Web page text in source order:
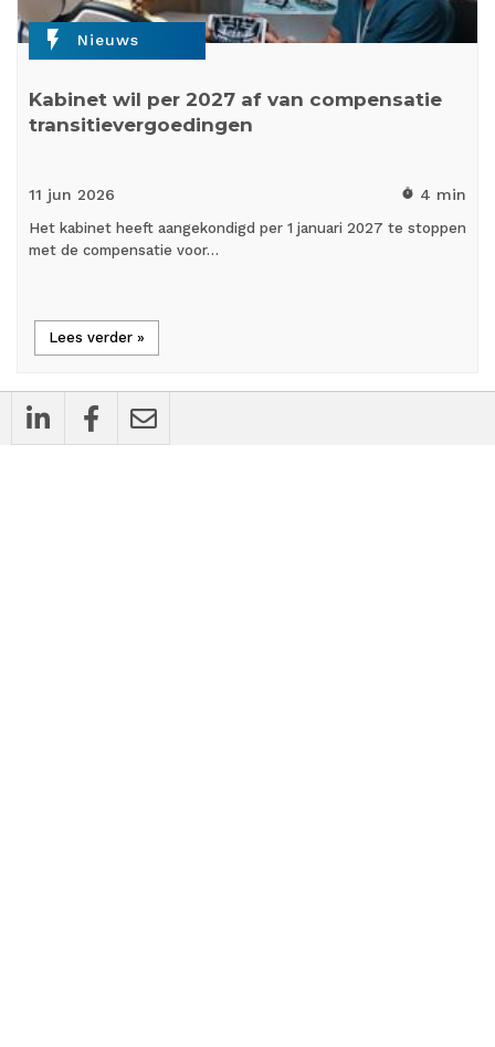
flash_on Nieuws
Kabinet wil per 2027 af van compensatie
transitievergoedingen
11 jun 2026 timer 4 min
Het kabinet heeft aangekondigd per 1 januari 2027 te stoppen
met de compensatie voor…
Lees verder »